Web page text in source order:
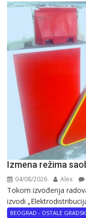
Izmena režima
04/08/2026 Alex
Tokom izvođenja
izvodi
BEOGRAD - OSTALE